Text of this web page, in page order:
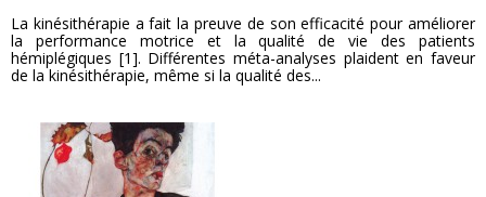
La kinésithérapie a fait la preuve de son efficacité pour améliorer
la performance motrice et la qualité de vie des patients
hémiplégiques [1]. Différentes méta-analyses plaident en faveur
de la kinésithérapie, même si la qualité des...